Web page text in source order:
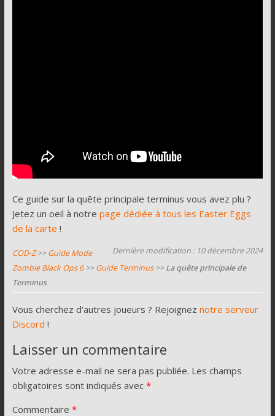
Ce guide sur la quête principale terminus vous avez plu ?
Jetez un oeil à notre page dédiée à tous les Easter Eggs
de la carte !
Dernière modification : 10 décembre 2024
COD-Z>>Guide Mode
Zombie Black Ops 6>>Guide Terminus>>La quête principale de
Terminus
Vous cherchez d'autres joueurs ? Rejoignez notre serveur
Discord !
Laisser un commentaire
Votre adresse e-mail ne sera pas publiée. Les champs
obligatoires sont indiqués avec *
Commentaire *